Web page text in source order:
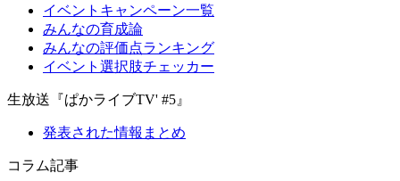
イベントキャンペーン一覧
みんなの育成論
みんなの評価点ランキング
イベント選択肢チェッカー
生放送『ぱかライブTV' #5』
発表された情報まとめ
コラム記事